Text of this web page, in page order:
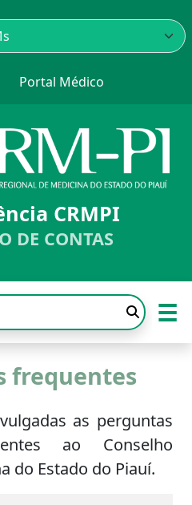
Portal Médico
CRMPI
DE CONTAS
☰
frequentes
as perguntas
ao Conselho
do Estado do Piauí.